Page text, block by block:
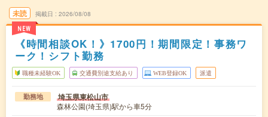
未読
NEW
掲載日 2026/08/08
《時間相談OK！》1700円！期間限定！事務ワ
ーク！シフト勤務
職種未経験OK 交通費別途支給あり WEB登録OK 派遣
勤務地 埼玉県東松山市
森林公園(埼玉県)駅から車5分